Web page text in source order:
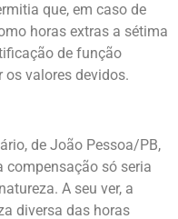
que, em caso de
horas extras a sétima
de função
os valores devidos.
de João Pessoa/PB,
compensação só seria
A seu ver, a
diversa das horas